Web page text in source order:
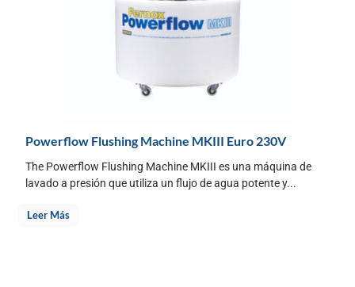
Powerflow Flushing Machine MKIII Euro 230V
The Powerflow Flushing Machine MKIII es una máquina de
lavado a presión que utiliza un flujo de agua potente y...
Leer Más